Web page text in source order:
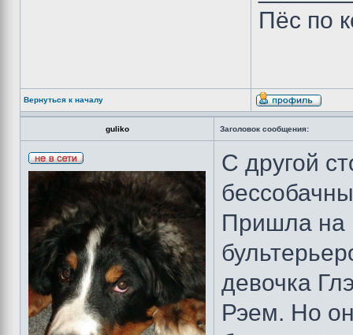
Пёс по
Вернуться к началу
guliko Заголовок сообщения:
С другой
Пришла на
девочка
Рэем. Но